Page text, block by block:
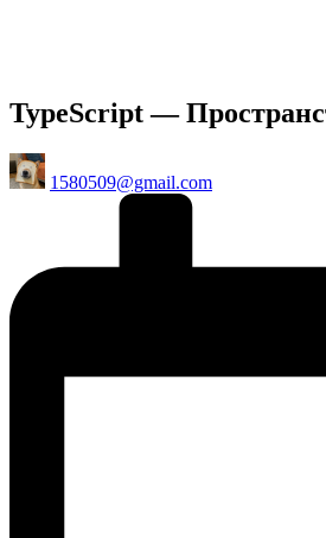
TypeScript —
Posted
by
1580509@gmail.com